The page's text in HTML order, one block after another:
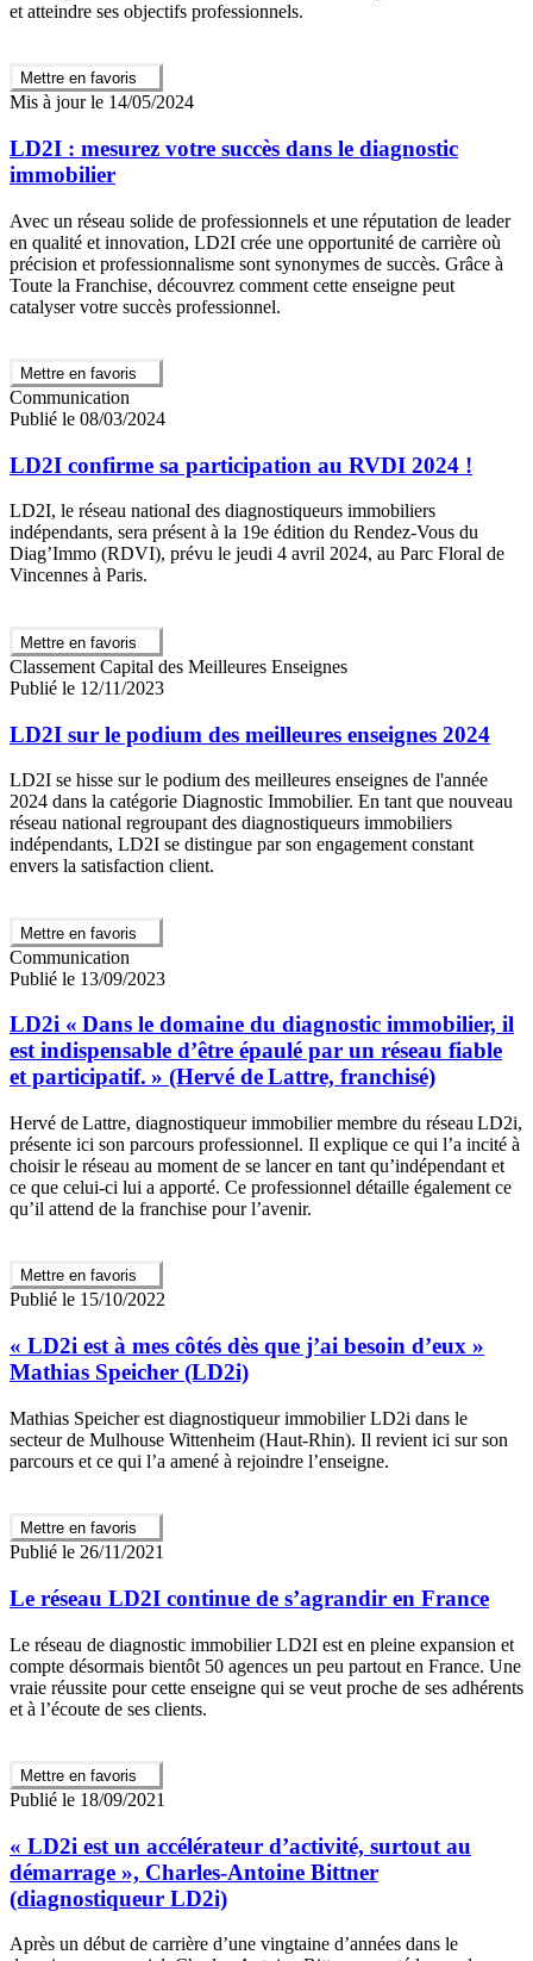
et atteindre ses objectifs professionnels.
Mettre en favoris
Mis à jour le 14/05/2024
LD2I : mesurez votre succès dans le diagnostic
immobilier
Avec un réseau solide de professionnels et une réputation de leader
en qualité et innovation, LD2I crée une opportunité de carrière où
précision et professionnalisme sont synonymes de succès. Grâce à
Toute la Franchise, découvrez comment cette enseigne peut
catalyser votre succès professionnel.
Mettre en favoris
Communication
Publié le 08/03/2024
LD2I confirme sa participation au RVDI 2024 !
LD2I, le réseau national des diagnostiqueurs immobiliers
indépendants, sera présent à la 19e édition du Rendez-Vous du
Diag’Immo (RDVI), prévu le jeudi 4 avril 2024, au Parc Floral de
Vincennes à Paris.
Mettre en favoris
Classement Capital des Meilleures Enseignes
Publié le 12/11/2023
LD2I sur le podium des meilleures enseignes 2024
LD2I se hisse sur le podium des meilleures enseignes de l'année
2024 dans la catégorie Diagnostic Immobilier. En tant que nouveau
réseau national regroupant des diagnostiqueurs immobiliers
indépendants, LD2I se distingue par son engagement constant
envers la satisfaction client.
Mettre en favoris
Communication
Publié le 13/09/2023
LD2i « Dans le domaine du diagnostic immobilier, il
est indispensable d’être épaulé par un réseau fiable
et participatif. » (Hervé de Lattre, franchisé)
Hervé de Lattre, diagnostiqueur immobilier membre du réseau LD2i,
présente ici son parcours professionnel. Il explique ce qui l’a incité à
choisir le réseau au moment de se lancer en tant qu’indépendant et
ce que celui-ci lui a apporté. Ce professionnel détaille également ce
qu’il attend de la franchise pour l’avenir.
Mettre en favoris
Publié le 15/10/2022
« LD2i est à mes côtés dès que j’ai besoin d’eux »
Mathias Speicher (LD2i)
Mathias Speicher est diagnostiqueur immobilier LD2i dans le
secteur de Mulhouse Wittenheim (Haut-Rhin). Il revient ici sur son
parcours et ce qui l’a amené à rejoindre l’enseigne.
Mettre en favoris
Publié le 26/11/2021
Le réseau LD2I continue de s’agrandir en France
Le réseau de diagnostic immobilier LD2I est en pleine expansion et
compte désormais bientôt 50 agences un peu partout en France. Une
vraie réussite pour cette enseigne qui se veut proche de ses adhérents
et à l’écoute de ses clients.
Mettre en favoris
Publié le 18/09/2021
« LD2i est un accélérateur d’activité, surtout au
démarrage », Charles-Antoine Bittner
(diagnostiqueur LD2i)
Après un début de carrière d’une vingtaine d’années dans le